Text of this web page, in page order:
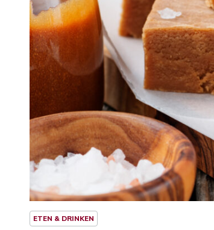
ETEN & DRINKEN